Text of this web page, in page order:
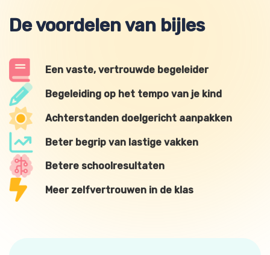
De voordelen van bijles
Een vaste, vertrouwde begeleider
Begeleiding op het tempo van je kind
Achterstanden doelgericht aanpakken
Beter begrip van lastige vakken
Betere schoolresultaten
Meer zelfvertrouwen in de klas